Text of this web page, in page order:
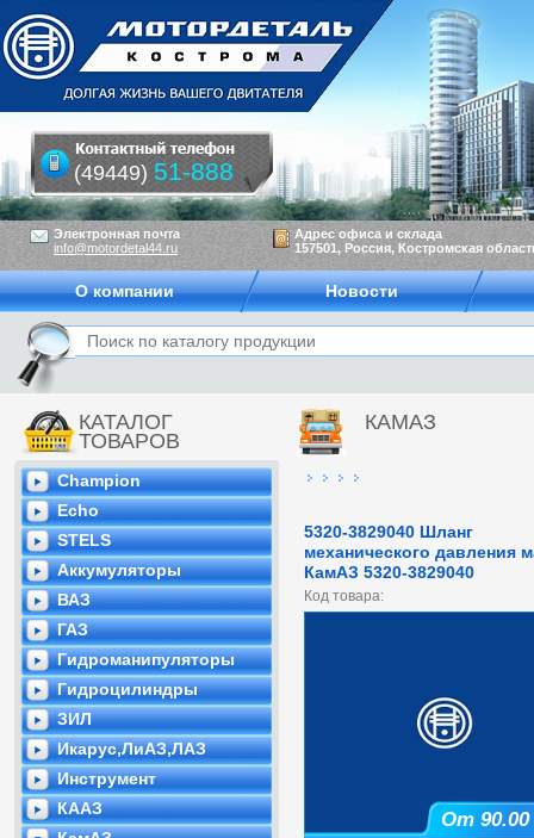
КАТАЛОГ
ТОВАРОВ
Champion
Echo
STELS
Аккумуляторы
ВАЗ
ГАЗ
Гидроманипуляторы
Гидроцилиндры
ЗИЛ
Икарус,ЛиАЗ,ЛАЗ
Инструмент
КААЗ
КАМАЗ
5320-3829040 Шланг
механического давления
КамАЗ 5320-3829040
Код товара:
От 90.00
Электронная почта
info@motordetal44.ru
Адрес офиса и склада
157501, Россия, Костромская
(49449) 51-888
О компании Новости